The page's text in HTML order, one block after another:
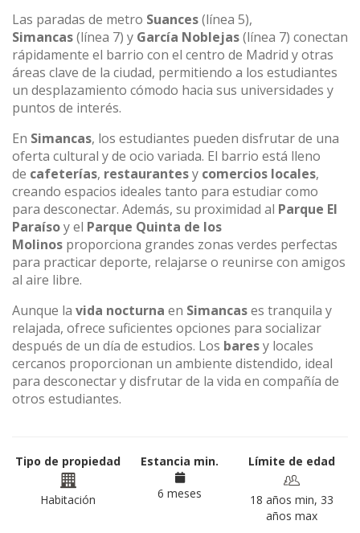
Las paradas de metro Suances(línea 5),
Simancas(línea 7) y García Noblejas(línea 7) conectan
rápidamente el barrio con el centro de Madrid y otras
áreas clave de la ciudad, permitiendo a los estudiantes
un desplazamiento cómodo hacia sus universidades y
puntos de interés.
En Simancas, los estudiantes pueden disfrutar de una
oferta cultural y de ocio variada. El barrio está lleno
de cafeterías, restaurantesy comercios locales,
creando espacios ideales tanto para estudiar como
para desconectar. Además, su proximidad al Parque El
Paraísoy el Parque Quinta de los
Molinos proporciona grandes zonas verdes perfectas
para practicar deporte, relajarse o reunirse con amigos
al aire libre.
Aunque la vida nocturna en Simancases tranquila y
relajada, ofrece suficientes opciones para socializar
después de un día de estudios. Los baresy locales
cercanos proporcionan un ambiente distendido, ideal
para desconectar y disfrutar de la vida en compañía de
otros estudiantes.
Tipo de propiedad
Habitación
Estancia min.
6 meses
Límite de edad
18 años min, 33
años max